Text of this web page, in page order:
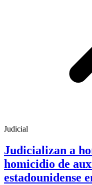
Judicial
Judicializan a
homicidio de
estadounidense